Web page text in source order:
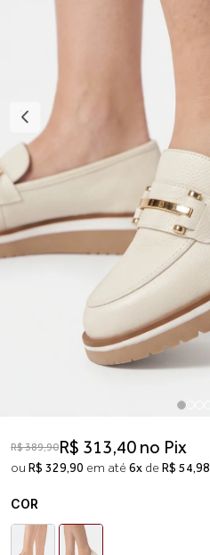
R$ 389,90R$ 313,40 no Pix
ou R$ 329,90 em até 6x de R$ 54,98
COR